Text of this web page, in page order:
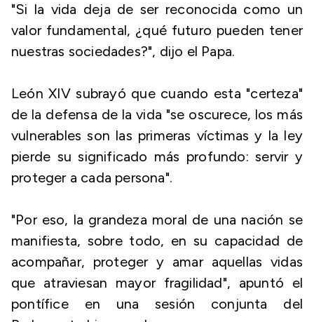
"Si la vida deja de ser reconocida como un
valor fundamental, ¿qué futuro pueden tener
nuestras sociedades?", dijo el Papa.
León XIV subrayó que cuando esta "certeza"
de la defensa de la vida "se oscurece, los más
vulnerables son las primeras víctimas y la ley
pierde su significado más profundo: servir y
proteger a cada persona".
"Por eso, la grandeza moral de una nación se
manifiesta, sobre todo, en su capacidad de
acompañar, proteger y amar aquellas vidas
que atraviesan mayor fragilidad", apuntó el
pontífice en una sesión conjunta del